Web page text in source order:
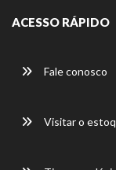
ACESSO RÁPIDO
Fale conosco
Visitar o